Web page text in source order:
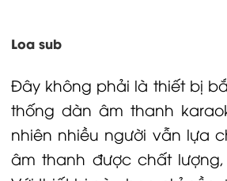
Loa sub
Đây không phải là thiết bị
thống dàn âm thanh
nhiên nhiều người vẫn lựa
âm thanh được chất